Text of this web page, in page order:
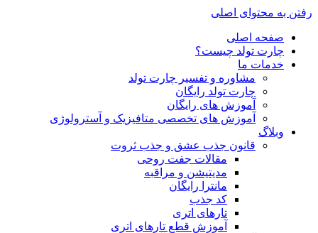
رفتن به محتوای اصلی
صفحه اصلی
چارت تولد چیست؟
خدمات ما
مشاوره و تفسیر چارت تولد
چارت تولد رایگان
آموزش های رایگان
آموزش های تخصصی متافیزیک و آسترولوژی
وبلاگ
قانون جذب عشق و جذب ثروت
مقالات جفت روحی
مدیتیشن و مراقبه
مانترا رایگان
کد جذب
تارهای اتری
آموزش قطع تارهای اتری